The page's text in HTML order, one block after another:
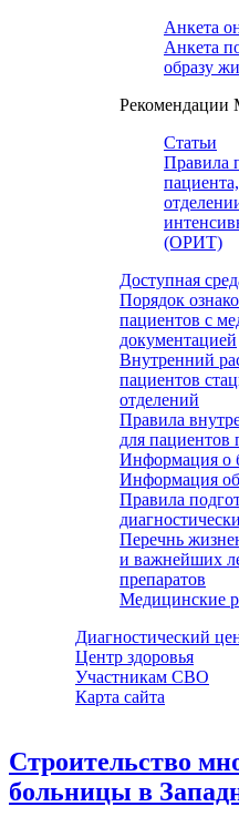
Анкета
Анкета
образу
Рекомендации
Статьи
Правила
(ОРИТ)
Доступная
Порядок
пациентов с
документацией
Внутренний
пациентов
отделений
Правила
для пациентов
Информация о
Информация об
Правила
Перечнь
и важнейших
препаратов
Медицинские
Диагностический
Центр здоровья
Участникам СВО
Карта сайта
Строительство
больницы в